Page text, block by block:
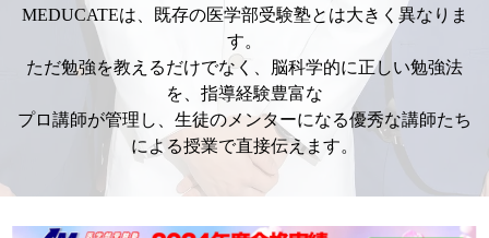
MEDUCATEは、既存の医学部受験塾とは大きく異なりま
す。
ただ勉強を教えるだけでなく、脳科学的に正しい勉強法
を、指導経験豊富な
プロ講師が管理し、生徒のメンターになる優秀な講師たち
による授業で直接伝えます。